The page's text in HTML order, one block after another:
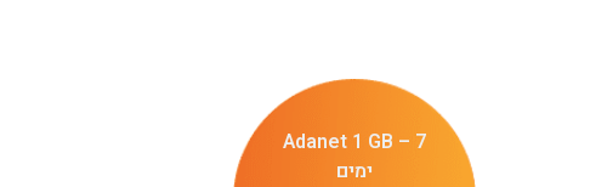
Adanet 1 GB – 7
ימים